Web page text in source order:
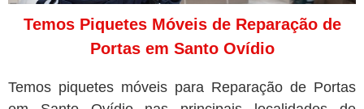
Temos Piquetes Móveis de Reparação de
Portas em Santo Ovídio
Temos piquetes móveis para Reparação de Portas